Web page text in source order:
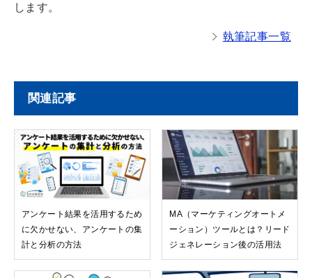
します。
執筆記事一覧
関連記事
アンケート結果を活用するため
に欠かせない、アンケートの集
計と分析の方法
MA（マーケティングオートメ
ーション）ツールとは？リード
ジェネレーション後の活用法